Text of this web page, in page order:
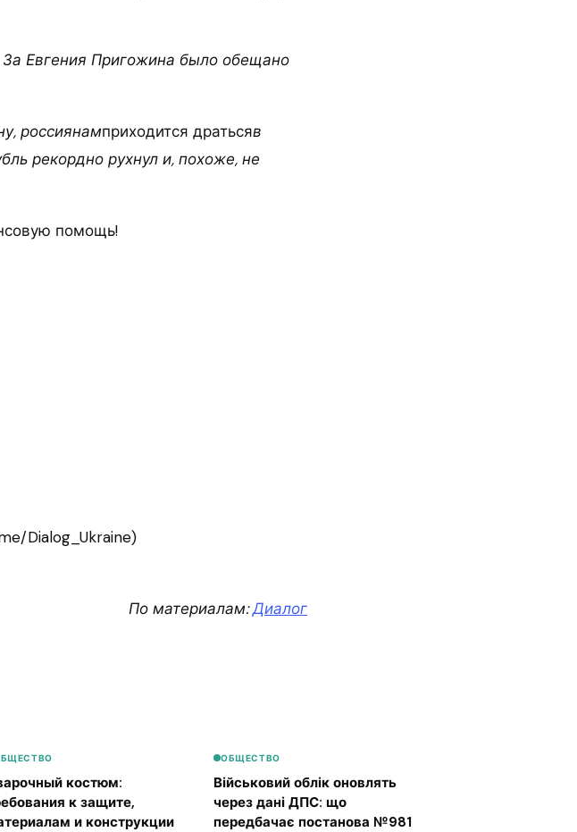
За Евгения Пригожина было обещано
россиянамприходится дратьсяв
рекордно рухнул и, похоже, не
помощь!
Dialog_Ukraine)
По материалам:Диалог
костюм:
к защите,
и конструкции
ОБЩЕСТВО
Військовий облік оновлять
через дані ДПС: що
передбачає постанова №981